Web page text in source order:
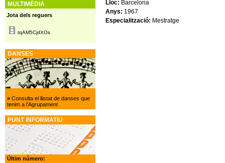
Lloc: Barcelona
Anys: 1967
Especialització: Mestratge
MULTIMÈDIA
Jota dels reguers
tqAM5CjdXOs
DANSES
»Consulta el llistat de danses que
tenim a l'Agrupament
PUNT INFORMATIU
Últim número: